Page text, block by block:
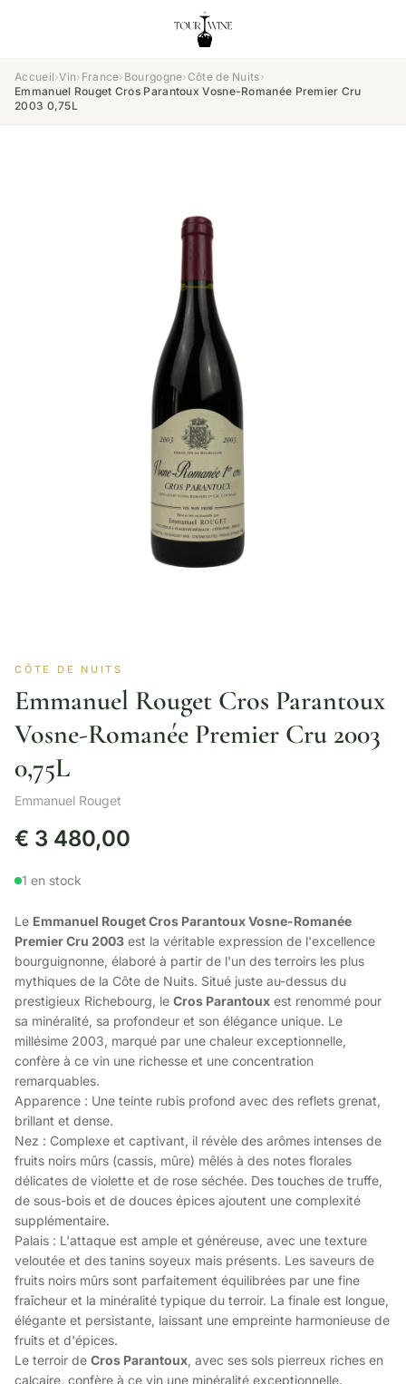
Accueil›Vin› France› Bourgogne›Côte de Nuits›
Emmanuel Rouget Cros Parantoux Vosne-Romanée Premier Cru
2003 0,75L
CÔTE DE NUITS
Emmanuel Rouget Cros Parantoux
Vosne-Romanée Premier Cru 2003
0,75L
Emmanuel Rouget
€ 3 480,00
1 en stock
Le Emmanuel Rouget Cros Parantoux Vosne-Romanée
Premier Cru 2003 est la véritable expression de l'excellence
bourguignonne, élaboré à partir de l'un des terroirs les plus
mythiques de la Côte de Nuits. Situé juste au-dessus du
prestigieux Richebourg, le Cros Parantoux est renommé pour
sa minéralité, sa profondeur et son élégance unique. Le
millésime 2003, marqué par une chaleur exceptionnelle,
confère à ce vin une richesse et une concentration
remarquables.
Apparence : Une teinte rubis profond avec des reflets grenat,
brillant et dense.
Nez : Complexe et captivant, il révèle des arômes intenses de
fruits noirs mûrs (cassis, mûre) mêlés à des notes florales
délicates de violette et de rose séchée. Des touches de truffe,
de sous-bois et de douces épices ajoutent une complexité
supplémentaire.
Palais : L'attaque est ample et généreuse, avec une texture
veloutée et des tanins soyeux mais présents. Les saveurs de
fruits noirs mûrs sont parfaitement équilibrées par une fine
fraîcheur et la minéralité typique du terroir. La finale est longue,
élégante et persistante, laissant une empreinte harmonieuse de
fruits et d'épices.
Le terroir de Cros Parantoux, avec ses sols pierreux riches en
calcaire, confère à ce vin une minéralité exceptionnelle.